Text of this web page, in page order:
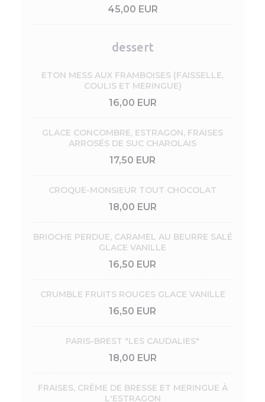
45,00 EUR
dessert
ETON MESS AUX FRAMBOISES (FAISSELLE,
COULIS ET MERINGUE)
16,00 EUR
GLACE CONCOMBRE, ESTRAGON, FRAISES
ARROSÉS DE SUC CHAROLAIS
17,50 EUR
CROQUE-MONSIEUR TOUT CHOCOLAT
18,00 EUR
BRIOCHE PERDUE, CARAMEL AU BEURRE SALÉ
GLACE VANILLE
16,50 EUR
CRUMBLE FRUITS ROUGES GLACE VANILLE
16,50 EUR
PARIS-BREST "LES CAUDALIES"
18,00 EUR
FRAISES, CRÈME DE BRESSE ET MERINGUE À
L'ESTRAGON